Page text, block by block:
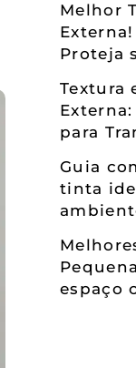
Melhor
Proteja
Textura
para
Guia
tinta
espaço